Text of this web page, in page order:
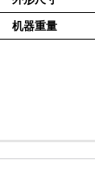
机器重量